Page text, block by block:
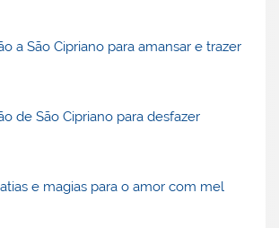
a São Cipriano para amansar e trazer
de São Cipriano para desfazer
e magias para o amor com mel